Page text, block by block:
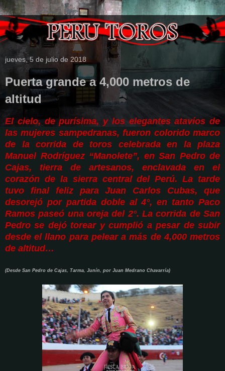
jueves, 5 de julio de 2018
Puerta grande a 4,000 metros de
altitud
El cielo, de purísima, y los elegantes atavíos de
las mujeres sampedranas, fueron colorido marco
de la corrida de toros celebrada en la plaza
Manuel Rodríguez “Manolete”, en San Pedro de
Cajas, tierra de artesanos, enclavada en el
corazón de la sierra central del Perú. La tarde
tuvo final feliz para Juan Carlos Cubas, que
desorejó por partida doble al 4°, en tanto Paco
Ramos paseó una oreja del 2°. La corrida de San
Pedro se dejó torear y cumplió a pesar de subir
desde el llano para pelear a más de 4,000 metros
de altitud…
(Desde San Pedro de Cajas, Tarma, Junín, por Juan Medrano Chavarría)